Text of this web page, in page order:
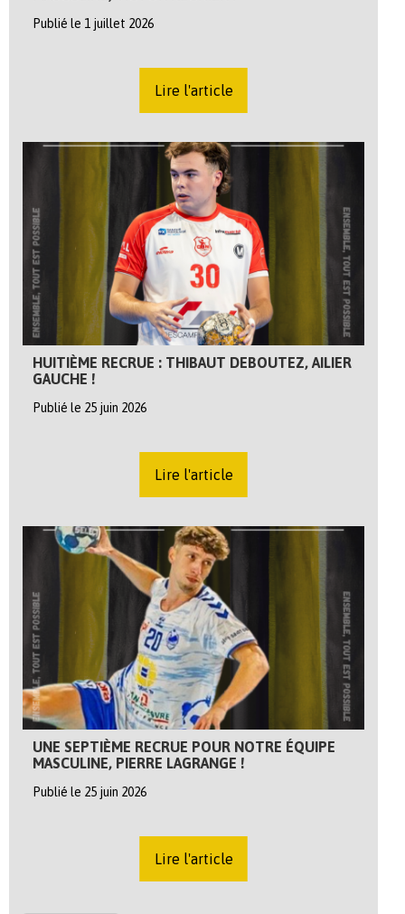
Publié le 1 juillet 2026
Lire l'article
HUITIÈME RECRUE : THIBAUT DEBOUTEZ, AILIER
GAUCHE !
Publié le 25 juin 2026
Lire l'article
UNE SEPTIÈME RECRUE POUR NOTRE ÉQUIPE
MASCULINE, PIERRE LAGRANGE !
Publié le 25 juin 2026
Lire l'article